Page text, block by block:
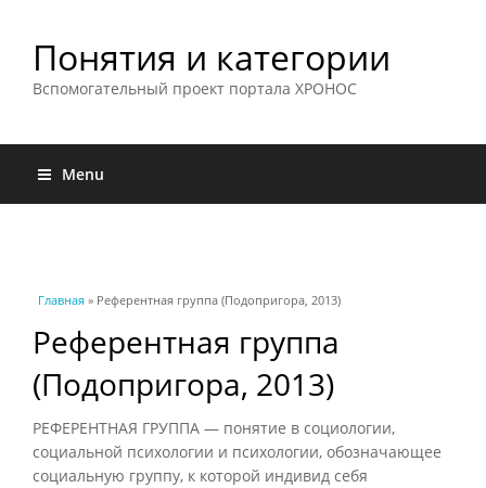
Понятия и категории
Вспомогательный проект портала ХРОНОС
Menu
Вы здесь
Главная » Референтная группа (Подопригора, 2013)
Референтная группа
(Подопригора, 2013)
РЕФЕРЕНТНАЯ ГРУППА — понятие в социологии,
социальной психологии и психологии, обозначающее
социальную группу, к которой индивид себя